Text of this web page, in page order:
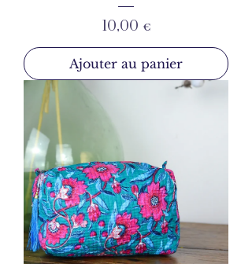
Prix
10,00 €
Ajouter au panier